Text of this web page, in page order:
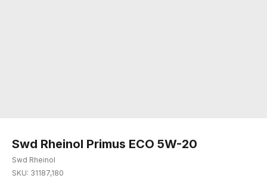
Swd Rheinol Primus ECO 5W-20
Swd Rheinol
SKU: 31187,180